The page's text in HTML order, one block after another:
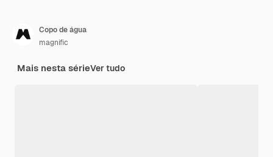
Copo de água
magnific
Mais nesta sérieVer tudo